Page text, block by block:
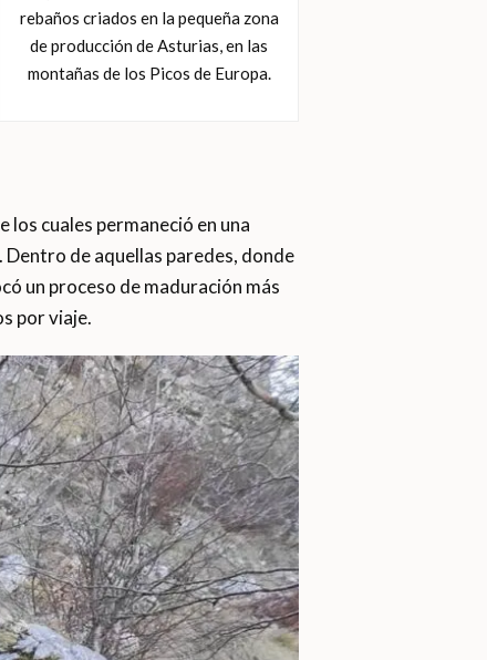
rebaños criados en la pequeña zona
de producción de Asturias, en las
montañas de los Picos de Europa.
cuales permaneció en una
de aquellas paredes, donde
un proceso de maduración más
por viaje.